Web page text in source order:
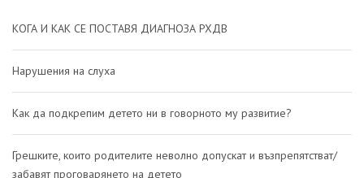
КОГА И КАК СЕ ПОСТАВЯ ДИАГНОЗА РХДВ
Нарушения на слуха
Как да подкрепим детето ни в говорното му развитие?
Грешките, които родителите неволно допускат и възпрепятстват/
забавят проговарянето на детето